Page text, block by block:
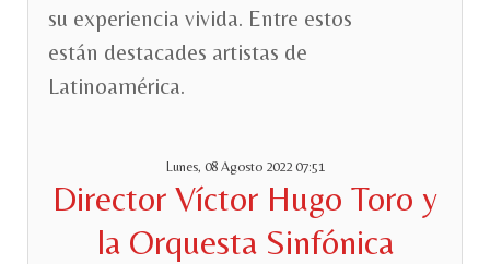
su experiencia vivida. Entre estos
están destacades artistas de
Latinoamérica.
Lunes, 08 Agosto 2022 07:51
Director Víctor Hugo Toro y
la Orquesta Sinfónica